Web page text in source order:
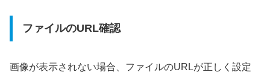
ファイルのURL確認
画像が表示されない場合、ファイルのURLが正しく設定